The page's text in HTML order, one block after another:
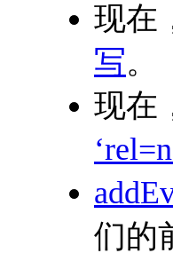
现在
写。
现在
们的